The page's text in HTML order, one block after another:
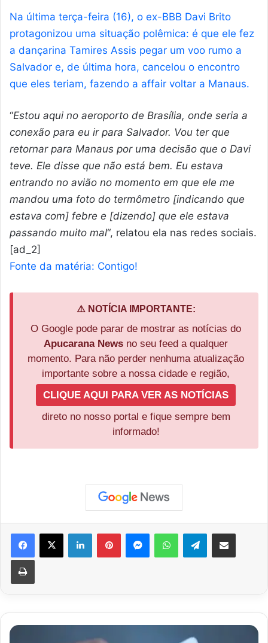
Na última terça-feira (16), o ex-BBB Davi Brito
protagonizou uma situação polêmica: é que ele fez
a dançarina Tamires Assis pegar um voo rumo a
Salvador e, de última hora, cancelou o encontro
que eles teriam, fazendo a affair voltar a Manaus.
“Estou aqui no aeroporto de Brasília, onde seria a
conexão para eu ir para Salvador. Vou ter que
retornar para Manaus por uma decisão que o Davi
teve. Ele disse que não está bem. Eu estava
entrando no avião no momento em que ele me
mandou uma foto do termômetro [indicando que
estava com] febre e [dizendo] que ele estava
passando muito mal“, relatou ela nas redes sociais.
[ad_2]
Fonte da matéria: Contigo!
⚠️ NOTÍCIA IMPORTANTE:
O Google pode parar de mostrar as notícias do
Apucarana News no seu feed a qualquer
momento. Para não perder nenhuma atualização
importante sobre a nossa cidade e região,
CLIQUE AQUI PARA VER AS NOTÍCIAS
direto no nosso portal e fique sempre bem
informado!
Facebook
X LinkedinPinterestMessengerWhatsAppTelegramCompartilhar via e-mail
Imprimir
Homem